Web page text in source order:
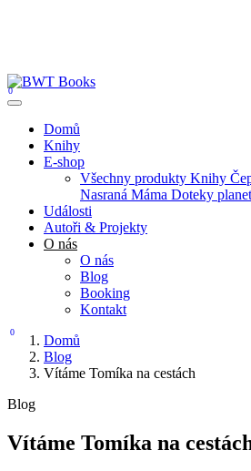
0
Domů
Knihy
E-shop
Všechny produkty Knihy
Nasraná Máma Doteky
Události
Autoři & Projekty
O nás
O nás
Blog
Booking
Kontakt
0
Domů
Blog
Vítáme Tomíka na cestách
Blog
Vítáme Tomíka na